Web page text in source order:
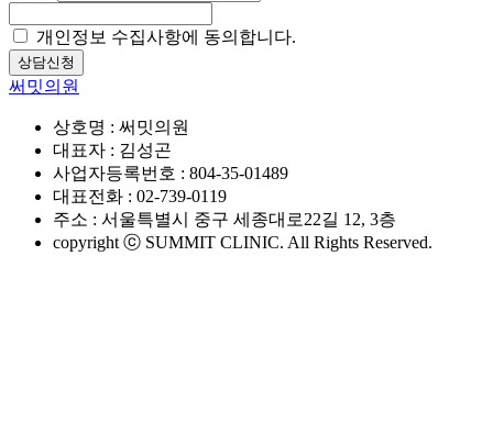
개인정보 수집사항에 동의합니다.
상담신청
써밋의원
상호명 : 써밋의원
대표자 : 김성곤
사업자등록번호 : 804-35-01489
대표전화 : 02-739-0119
주소 : 서울특별시 중구 세종대로22길 12, 3층
copyright ⓒ SUMMIT CLINIC. All Rights Reserved.